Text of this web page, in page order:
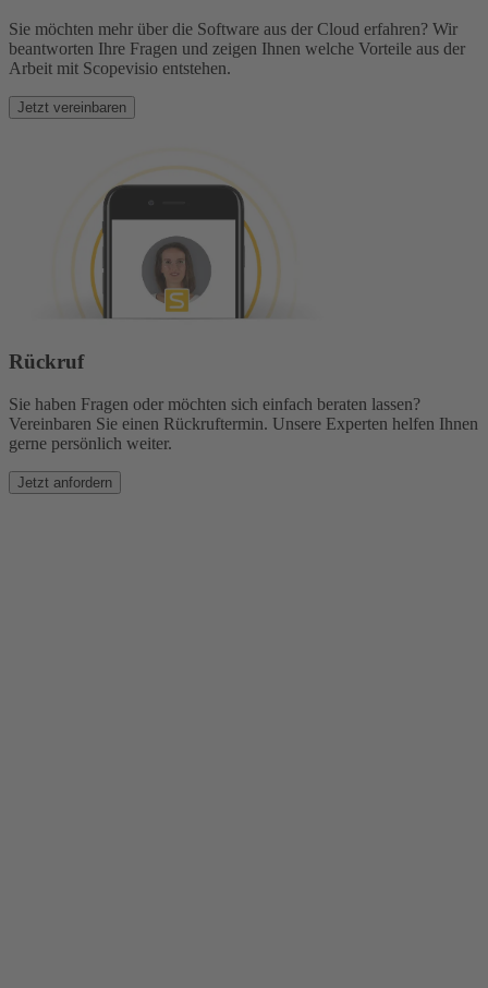
Sie möchten mehr über die Software aus der Cloud erfahren? Wir
beantworten Ihre Fragen und zeigen Ihnen welche Vorteile aus der
Arbeit mit Scopevisio entstehen.
Jetzt vereinbaren
Rückruf
Sie haben Fragen oder möchten sich einfach beraten lassen?
Vereinbaren Sie einen Rückruftermin. Unsere Experten helfen Ihnen
gerne persönlich weiter.
Jetzt anfordern